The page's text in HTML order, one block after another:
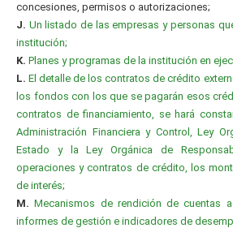
concesiones, permisos o autorizaciones;
J. Un listado de las empresas y personas
institución;
K. Planes y programas de la institución en
L. El detalle de los contratos de crédito
los fondos con los que se pagarán esos
contratos de financiamiento, se hará
Administración Financiera y Control, Ley
Estado y la Ley Orgánica de
operaciones y contratos de crédito, los
de interés;
M. Mecanismos de rendición de cuentas
informes de gestión e indicadores de